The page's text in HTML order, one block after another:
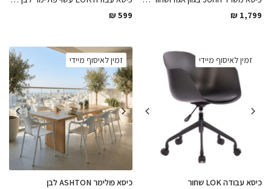
₪ 1,799
₪ 599
זמין לאיסוף מיידי
כיסא עבודה LOK שחור
זמין לאיסוף מיידי
כיסא פולימר ASHTON לבן